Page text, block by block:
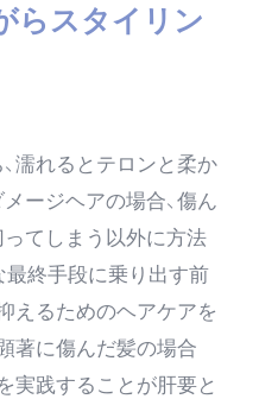
らスタイリン
濡れるとテロンと柔か
ージヘアの場合、傷ん
てしまう以外に方法
終手段に乗り出す前
えるためのヘアケアを
著に傷んだ髪の場合
実践することが肝要と